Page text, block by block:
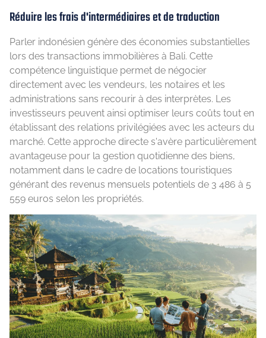
Réduire les frais d'intermédiaires et de traduction
Parler indonésien génère des économies substantielles
lors des transactions immobilières à Bali. Cette
compétence linguistique permet de négocier
directement avec les vendeurs, les notaires et les
administrations sans recourir à des interprètes. Les
investisseurs peuvent ainsi optimiser leurs coûts tout en
établissant des relations privilégiées avec les acteurs du
marché. Cette approche directe s'avère particulièrement
avantageuse pour la gestion quotidienne des biens,
notamment dans le cadre de locations touristiques
générant des revenus mensuels potentiels de 3 486 à 5
559 euros selon les propriétés.